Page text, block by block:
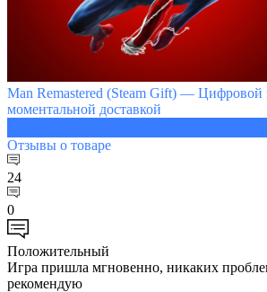
Man Remastered (Steam Gift) — Цифровой
моментальной доставкой
Отзывы о товаре
24
0
Положительный
Игра пришла мгновенно, никаких
рекомендую